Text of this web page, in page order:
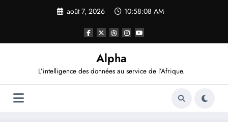
août 7, 2026 10:58:08 AM
Alpha
L’intelligence des données au service de l’Afrique.